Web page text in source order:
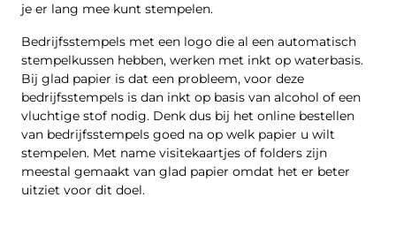
je er lang mee kunt stempelen.
Bedrijfsstempels met een logo die al een automatisch
stempelkussen hebben, werken met inkt op waterbasis.
Bij glad papier is dat een probleem, voor deze
bedrijfsstempels is dan inkt op basis van alcohol of een
vluchtige stof nodig. Denk dus bij het online bestellen
van bedrijfsstempels goed na op welk papier u wilt
stempelen. Met name visitekaartjes of folders zijn
meestal gemaakt van glad papier omdat het er beter
uitziet voor dit doel.